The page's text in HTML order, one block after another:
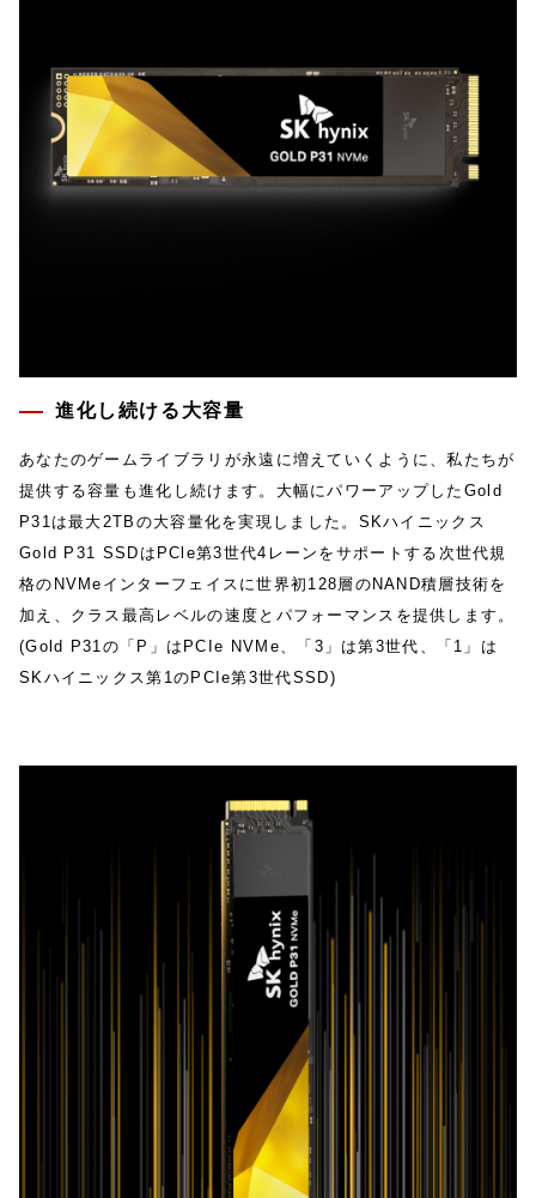
進化し続ける大容量
あなたのゲームライブラリが永遠に増えていくように、私たちが
提供する容量も進化し続けます。⼤幅にパワーアップしたGold
P31は最大2TBの⼤容量化を実現しました。SKハイニックス
Gold P31 SSDはPCle第3世代4レーンをサポートする次世代規
格のNVMeインターフェイスに世界初128層のNAND積層技術を
加え、クラス最⾼レベルの速度とパフォーマンスを提供します。
(Gold P31の「P」はPCIe NVMe、「3」は第3世代、「1」は
SKハイニックス第1のPCIe第3世代SSD)